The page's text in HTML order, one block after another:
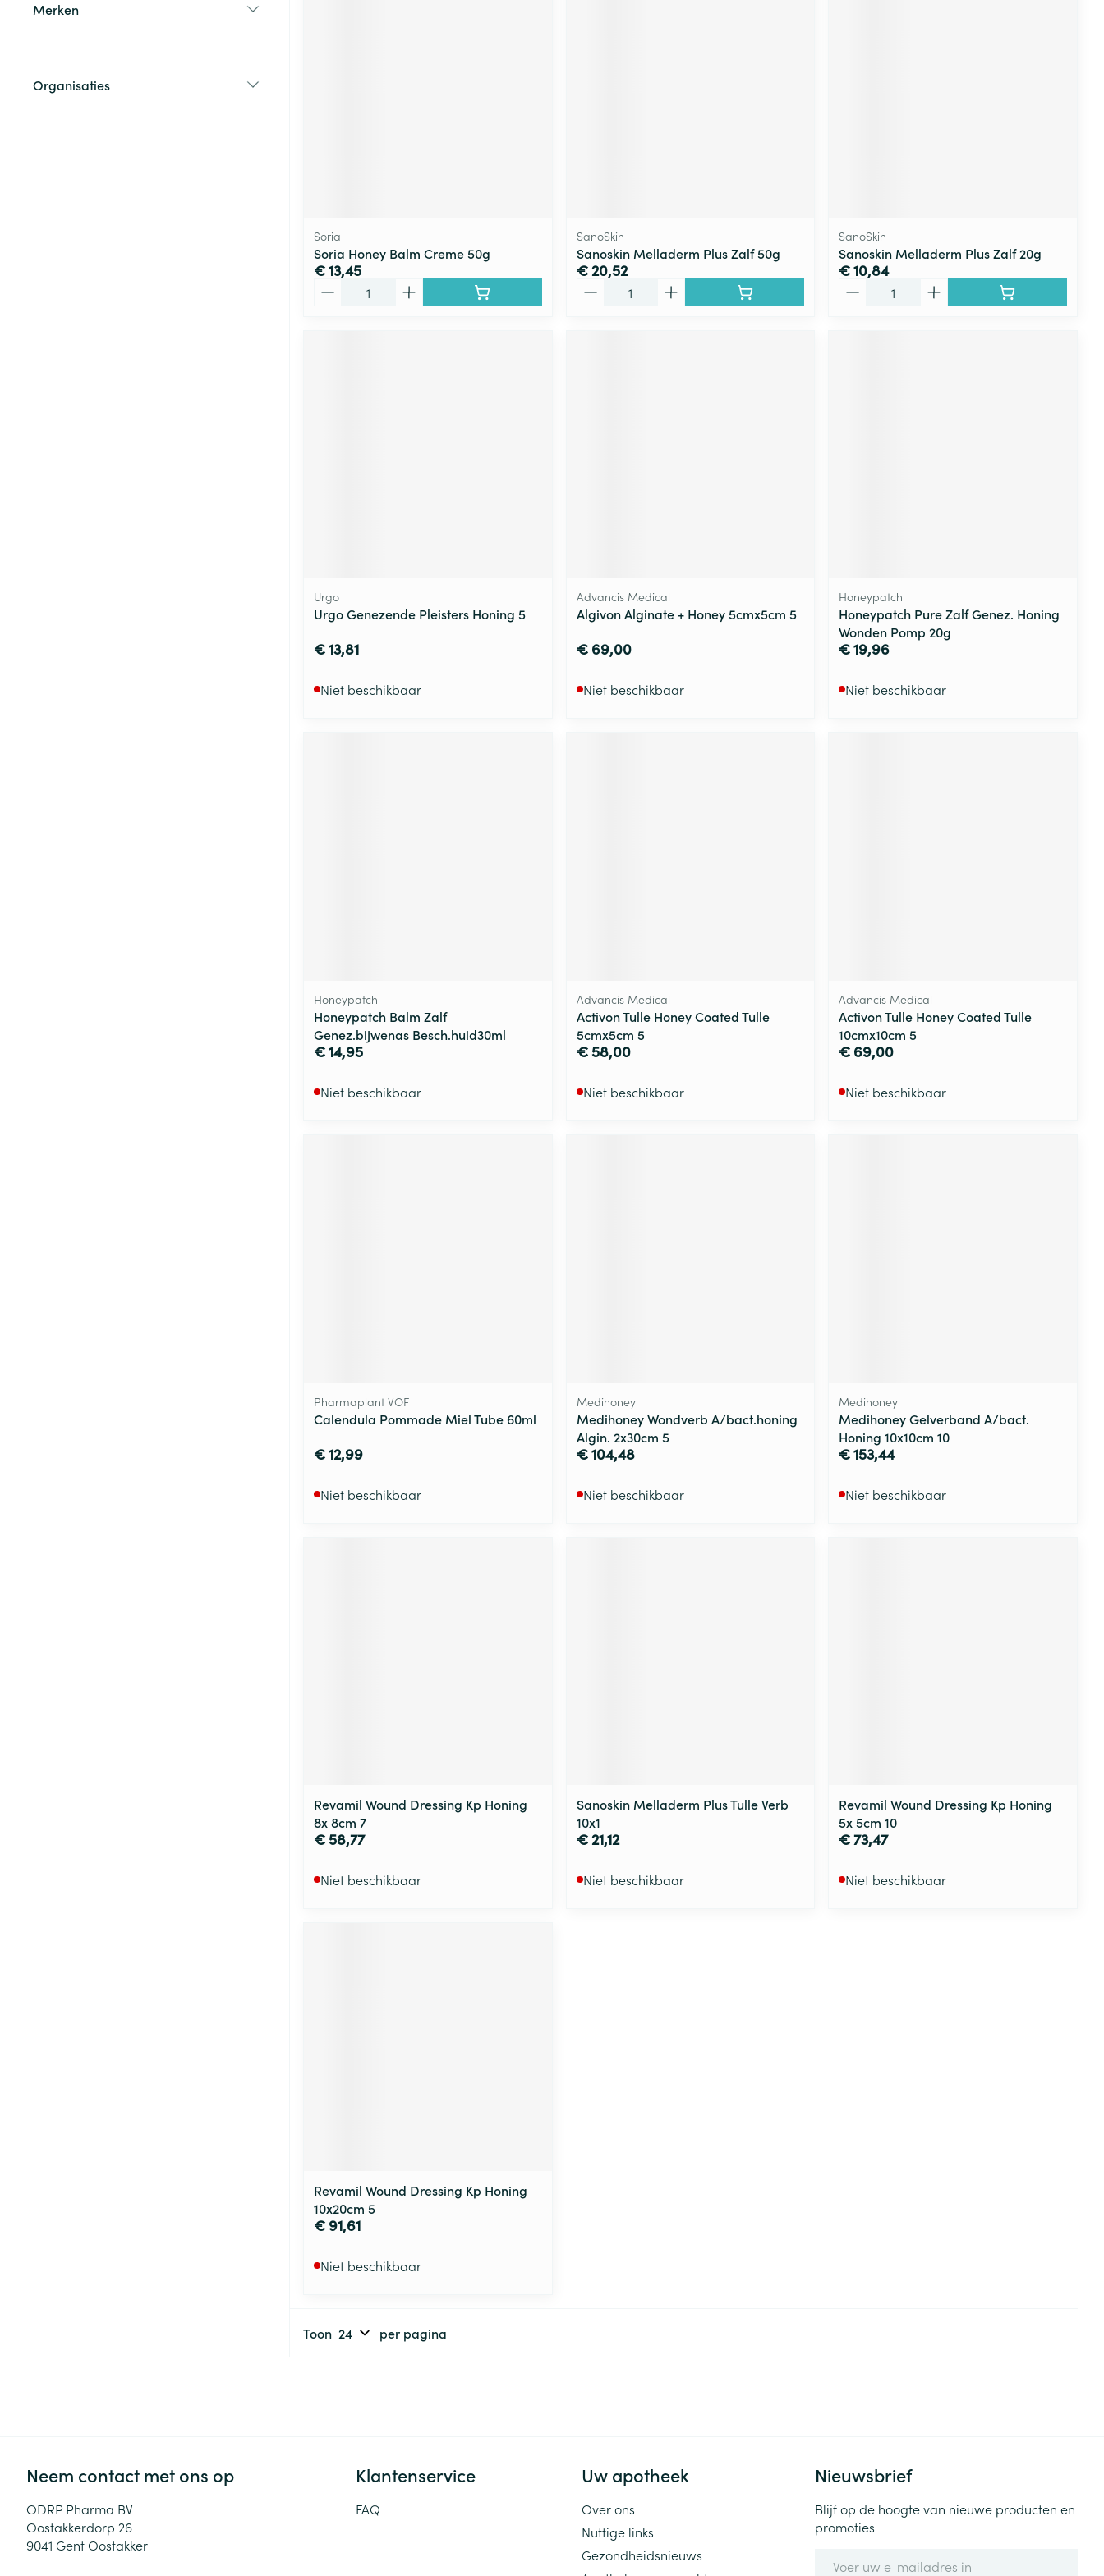
Merken
Organisaties
Soria
Soria Honey Balm Creme 50g
€ 13,45
SanoSkin
Sanoskin Melladerm Plus Zalf 50g
€ 20,52
SanoSkin
Sanoskin Melladerm Plus Zalf 20g
€ 10,84
Urgo
Urgo Genezende Pleisters Honing 5
€ 13,81
Niet beschikbaar
Advancis Medical
Algivon Alginate + Honey 5cmx5cm 5
€ 69,00
Niet beschikbaar
Honeypatch
Honeypatch Pure Zalf Genez. Honing
Wonden Pomp 20g
€ 19,96
Niet beschikbaar
Honeypatch
Honeypatch Balm Zalf
Genez.bijwenas Besch.huid30ml
€ 14,95
Niet beschikbaar
Advancis Medical
Activon Tulle Honey Coated Tulle
5cmx5cm 5
€ 58,00
Niet beschikbaar
Advancis Medical
Activon Tulle Honey Coated Tulle
10cmx10cm 5
€ 69,00
Niet beschikbaar
Pharmaplant VOF
Calendula Pommade Miel Tube 60ml
€ 12,99
Niet beschikbaar
Medihoney
Medihoney Wondverb A/bact.honing
Algin. 2x30cm 5
€ 104,48
Niet beschikbaar
Medihoney
Medihoney Gelverband A/bact.
Honing 10x10cm 10
€ 153,44
Niet beschikbaar
Revamil Wound Dressing Kp Honing
8x 8cm 7
€ 58,77
Niet beschikbaar
Sanoskin Melladerm Plus Tulle Verb
10x1
€ 21,12
Niet beschikbaar
Revamil Wound Dressing Kp Honing
5x 5cm 10
€ 73,47
Niet beschikbaar
Revamil Wound Dressing Kp Honing
10x20cm 5
€ 91,61
Niet beschikbaar
Toon per pagina
Neem contact met ons op
ODRP Pharma BV
Oostakkerdorp 26
9041 Gent Oostakker
Klantenservice
FAQ
Uw apotheek
Over ons
Nuttige links
Gezondheidsnieuws
Nieuwsbrief
Blijf op de hoogte van nieuwe producten en
promoties